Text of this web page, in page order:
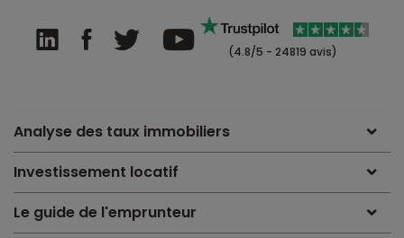
(4.8/5 - 24819 avis)
Analyse des taux immobiliers
Investissement locatif
Le guide de l'emprunteur